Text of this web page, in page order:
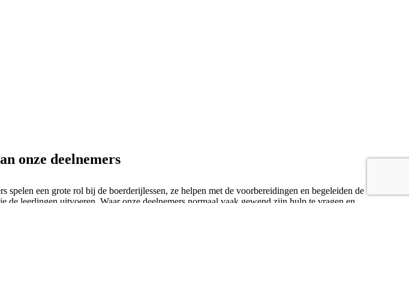
onze deelnemers
spelen een grote rol bij de boerderijlessen, ze helpen met de voorbereidingen en begeleiden de
de leerlingen uitvoeren. Waar onze deelnemers normaal vaak gewend zijn hulp te vragen en